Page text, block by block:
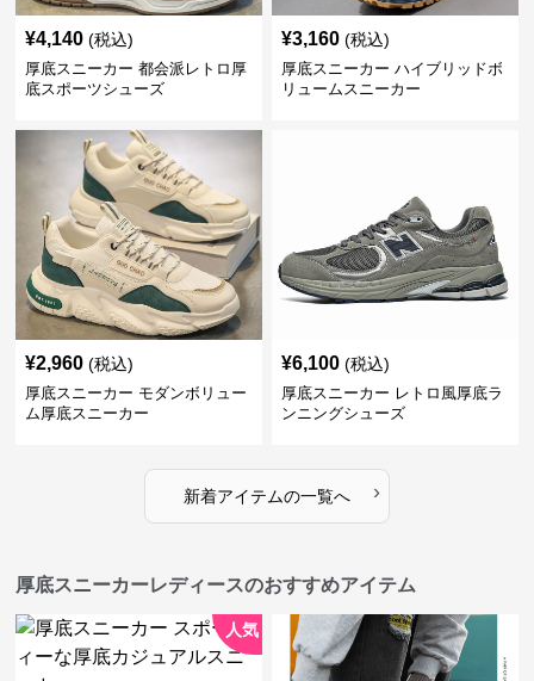
¥4,140 (税込)
厚底スニーカー 都会派レトロ厚
底スポーツシューズ
¥3,160 (税込)
厚底スニーカー ハイブリッドボ
リュームスニーカー
¥2,960 (税込)
厚底スニーカー モダンボリュー
ム厚底スニーカー
¥6,100 (税込)
厚底スニーカー レトロ風厚底ラ
ンニングシューズ
新着アイテムの一覧へ ›
厚底スニーカーレディースのおすすめアイテム
人気